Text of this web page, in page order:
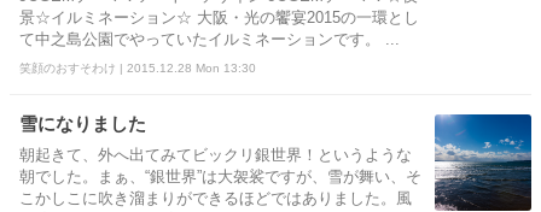
景☆イルミネーション☆ 大阪・光の饗宴2015の一環とし
て中之島公園でやっていたイルミネーションです。 ...
笑顔のおすそわけ | 2015.12.28 Mon 13:30
雪になりました
朝起きて、外へ出てみてビックリ銀世界！というような
朝でした。まぁ、“銀世界”は大袈裟ですが、雪が舞い、そ
こかしこに吹き溜まりができるほどではありました。風